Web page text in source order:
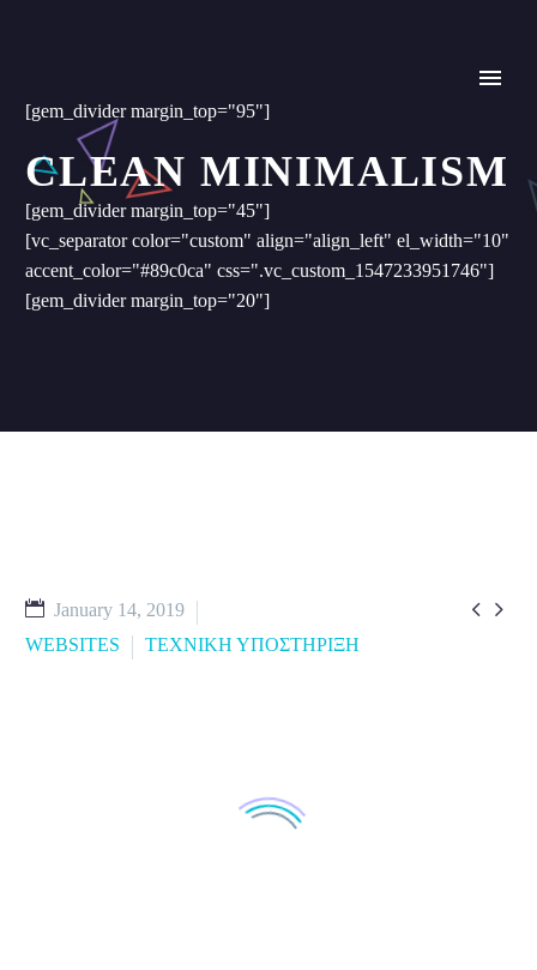
[gem_divider margin_top="95"]
CLEAN MINIMALISM
[gem_divider margin_top="45"]
[vc_separator color="custom" align="align_left" el_width="10"
accent_color="#89c0ca" css=".vc_custom_1547233951746"]
[gem_divider margin_top="20"]
 
January 14, 2019
WEBSITES
ΤΕΧΝΙΚΗ ΥΠΟΣΤΗΡΙΞΗ